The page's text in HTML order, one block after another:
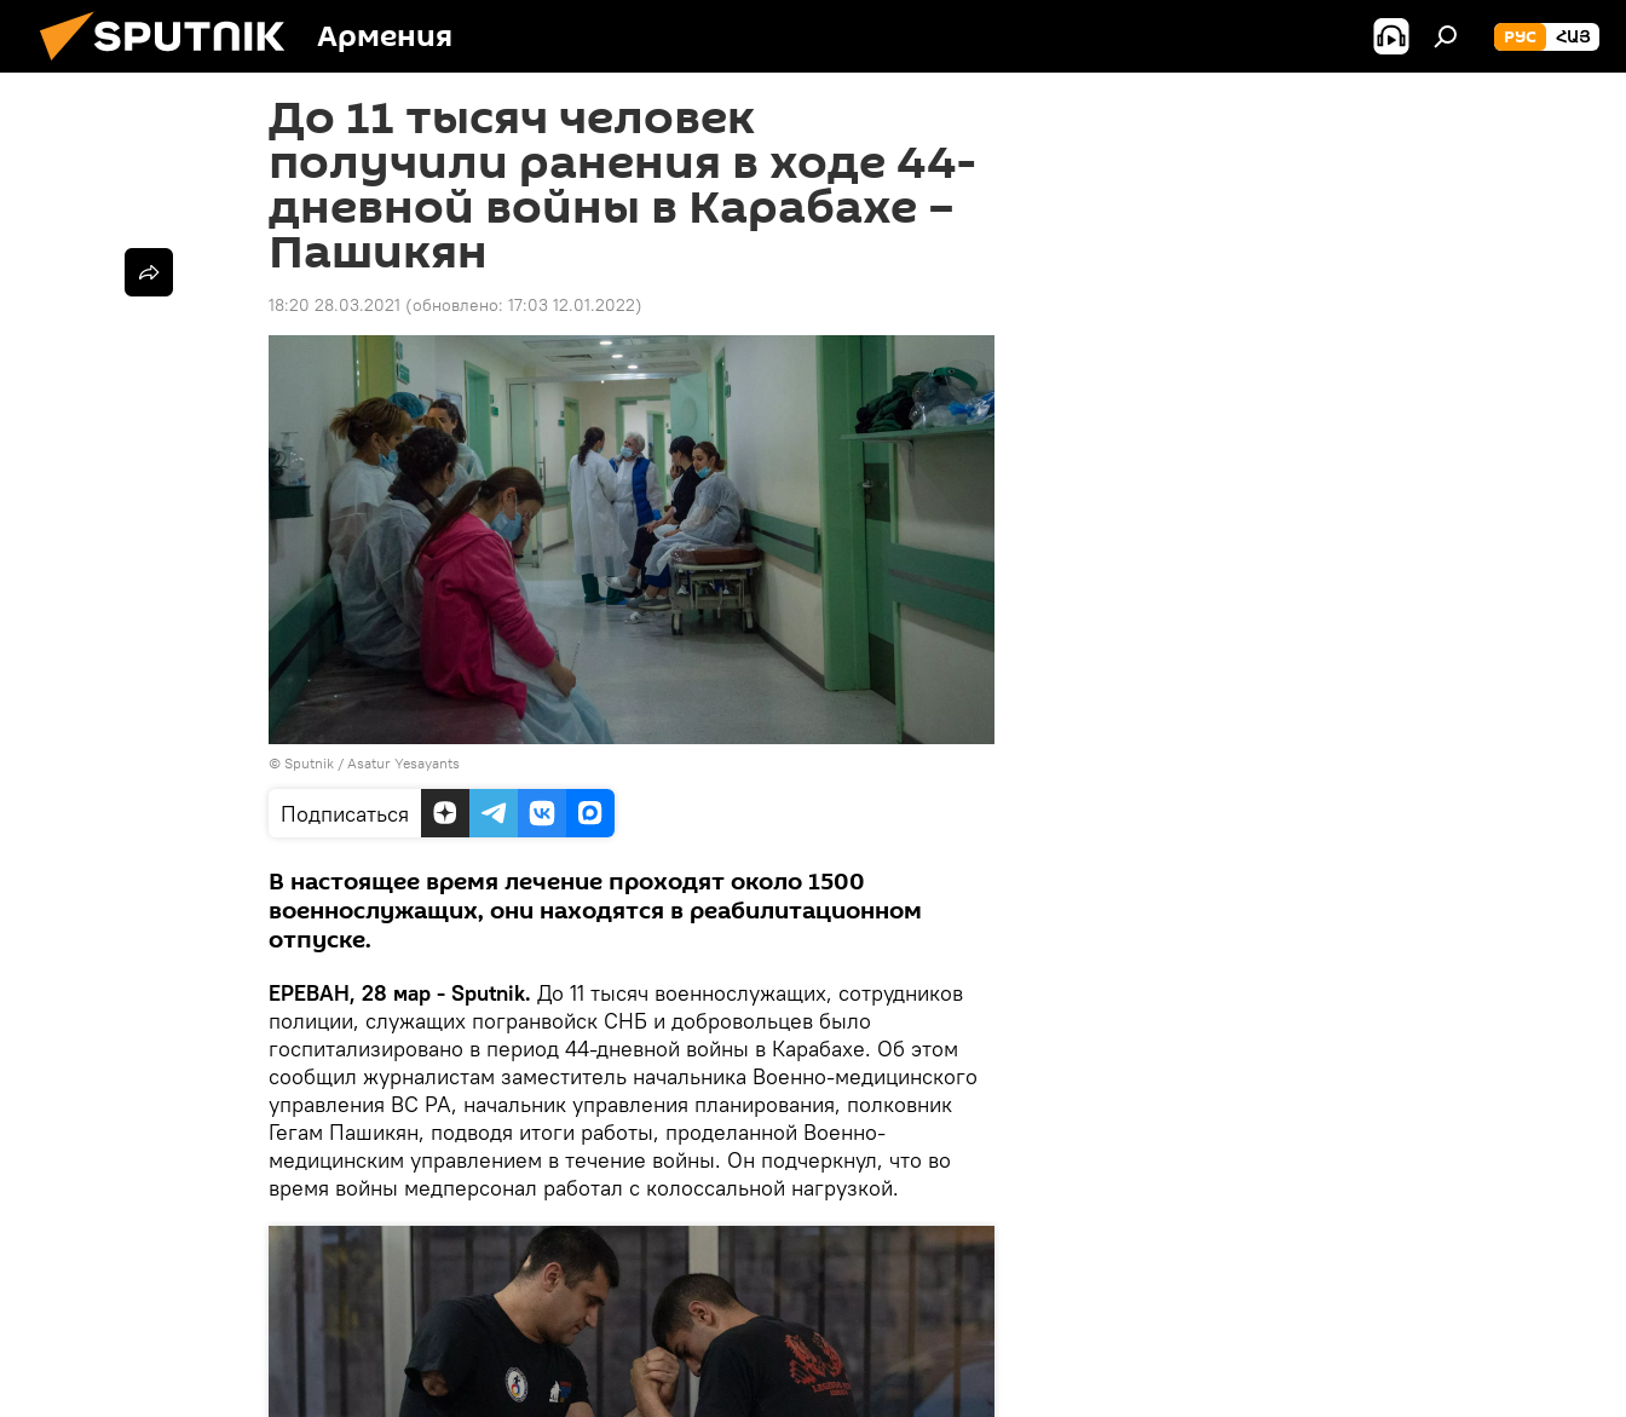
Армения РУС ՀԱՅ
До 11 тысяч человек
получили ранения в ходе 44-
дневной войны в Карабахе –
Пашикян
18:20 28.03.2021 (обновлено: 17:03 12.01.2022)
© Sputnik / Asatur Yesayants
Подписаться
В настоящее время лечение проходят около 1500
военнослужащих, они находятся в реабилитационном
отпуске.
ЕРЕВАН, 28 мар - Sputnik. До 11 тысяч военнослужащих, сотрудников
полиции, служащих погранвойск СНБ и добровольцев было
госпитализировано в период 44-дневной войны в Карабахе. Об этом
сообщил журналистам заместитель начальника Военно-медицинского
управления ВС РА, начальник управления планирования, полковник
Гегам Пашикян, подводя итоги работы, проделанной Военно-
медицинским управлением в течение войны. Он подчеркнул, что во
время войны медперсонал работал с колоссальной нагрузкой.